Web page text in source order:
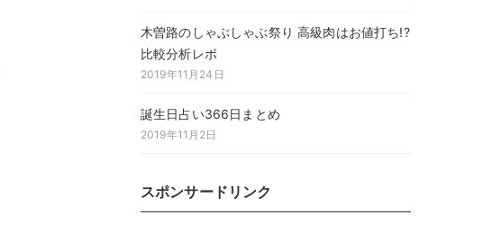
木曽路のしゃぶしゃぶ祭り 高級肉はお値打ち!?
比較分析レポ
2019年11月24日
誕生日占い366日まとめ
2019年11月2日
スポンサードリンク